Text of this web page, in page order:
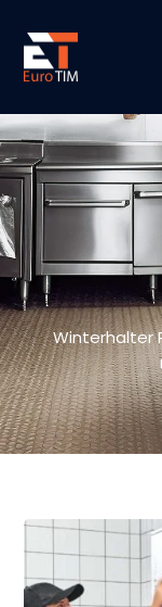
Winterhalter